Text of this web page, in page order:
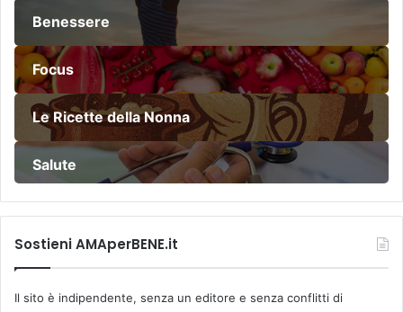
Benessere
Focus
Le Ricette della Nonna
Salute
Sostieni AMAperBENE.it
Il sito è indipendente, senza un editore e senza conflitti di